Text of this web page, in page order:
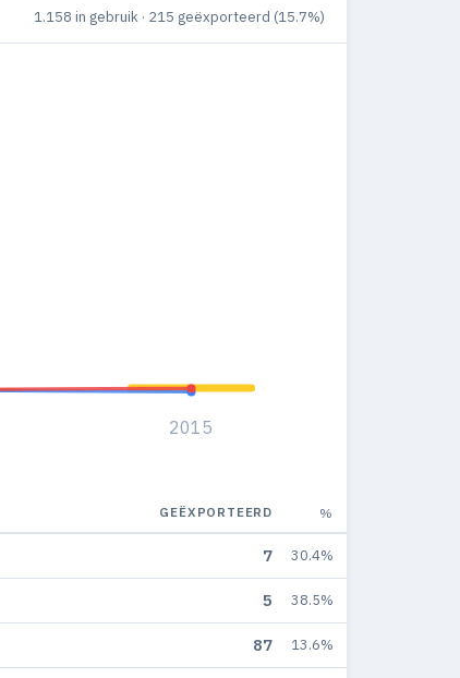
1.158 in gebruik · 215 geëxporteerd (15.7%)
2015
GEËXPORTEERD %
7 30.4%
5 38.5%
87 13.6%